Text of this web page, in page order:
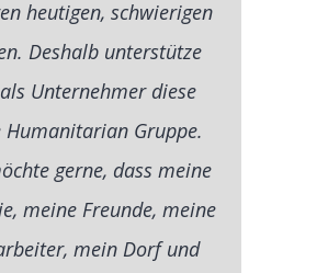
heutigen, schwierigen
Deshalb unterstütze
Unternehmer diese
Humanitarian Gruppe.
gerne, dass meine
meine Freunde, meine
mein Dorf und